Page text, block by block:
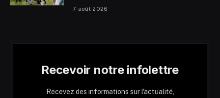
7 août 2026
Recevoir notre infolettre
Recevez des informations sur l'actualité,